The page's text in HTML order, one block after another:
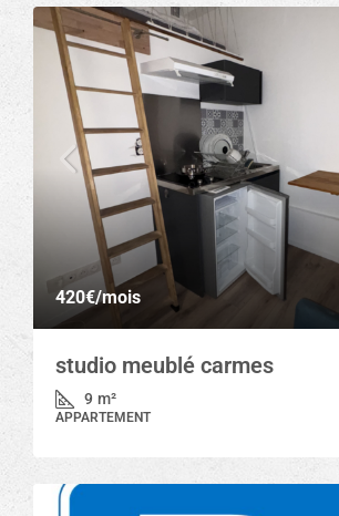
420€/mois
studio meublé carmes
9 m²
APPARTEMENT